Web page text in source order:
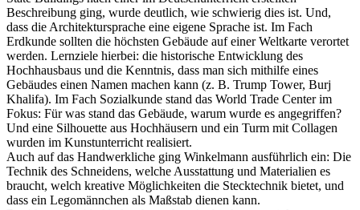
Beschreibung ging, wurde deutlich, wie schwierig dies ist. Und,
dass die Architektursprache eine eigene Sprache ist. Im Fach
Erdkunde sollten die höchsten Gebäude auf einer Weltkarte verortet
werden. Lernziele hierbei: die historische Entwicklung des
Hochhausbaus und die Kenntnis, dass man sich mithilfe eines
Gebäudes einen Namen machen kann (z. B. Trump Tower, Burj
Khalifa). Im Fach Sozialkunde stand das World Trade Center im
Fokus: Für was stand das Gebäude, warum wurde es angegriffen?
Und eine Silhouette aus Hochhäusern und ein Turm mit Collagen
wurden im Kunstunterricht realisiert.
Auch auf das Handwerkliche ging Winkelmann ausführlich ein: Die
Technik des Schneidens, welche Ausstattung und Materialien es
braucht, welch kreative Möglichkeiten die Stecktechnik bietet, und
dass ein Legomännchen als Maßstab dienen kann.